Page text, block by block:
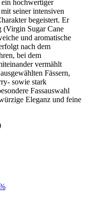
ein hochwertiger
seiner intensiven
begeistert. Er
(Virgin Sugar Cane
und aromatische
nach dem
bei dem
vermählt
Fässern,
sowie stark
Fassauswahl
Eleganz und feine